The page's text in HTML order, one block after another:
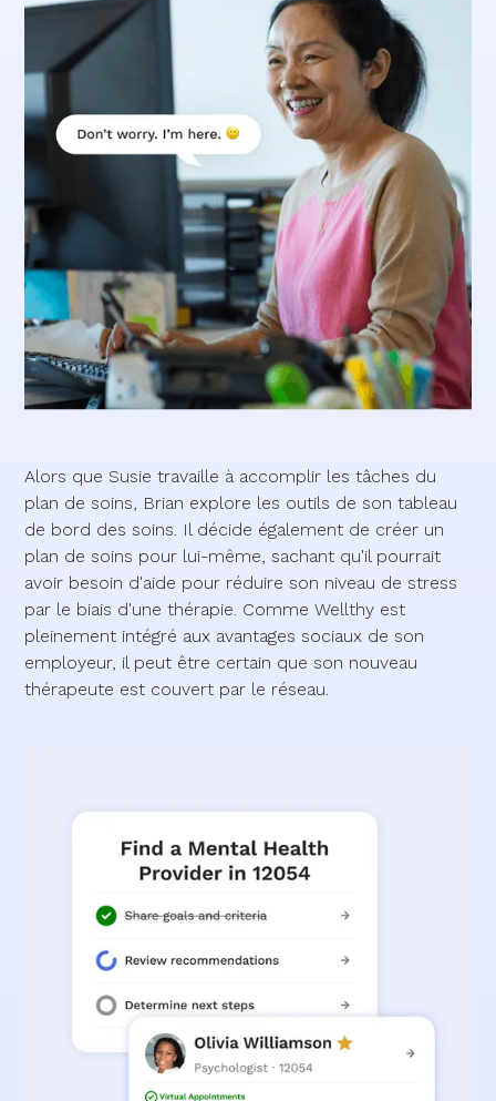
Alors que Susie travaille à accomplir les tâches du
plan de soins, Brian explore les outils de son tableau
de bord des soins. Il décide également de créer un
plan de soins pour lui-même, sachant qu'il pourrait
avoir besoin d'aide pour réduire son niveau de stress
par le biais d'une thérapie. Comme Wellthy est
pleinement intégré aux avantages sociaux de son
employeur, il peut être certain que son nouveau
thérapeute est couvert par le réseau.